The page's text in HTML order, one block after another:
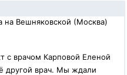
Вешняковской (Москва)
с врачом Карповой Еленой
другой врач. Мы ждали